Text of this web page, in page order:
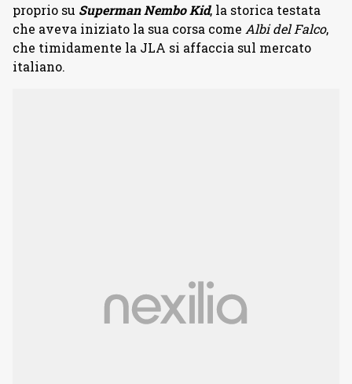
proprio su Superman Nembo Kid, la storica testata
che aveva iniziato la sua corsa come Albi del Falco,
che timidamente la JLA si affaccia sul mercato
italiano.